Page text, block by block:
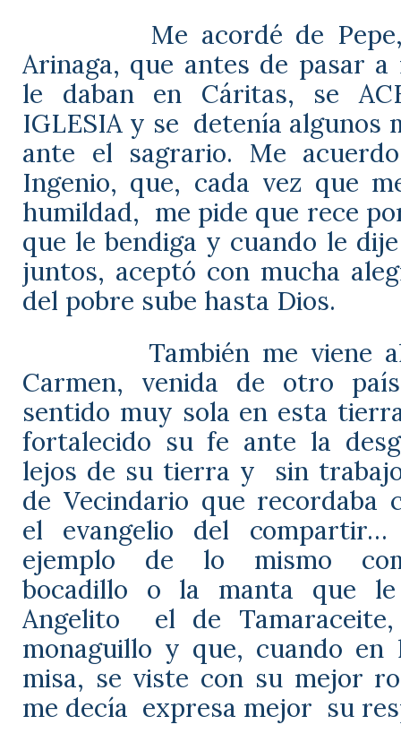
Me acordé de
Arinaga, que antes de pasar
le daban en Cáritas, se
IGLESIA y se detenía algunos
ante el sagrario. Me
Ingenio, que, cada vez que
humildad, me pide que rece
que le bendiga y cuando le
juntos, aceptó con mucha
del pobre sube hasta Dios.
También me viene
Carmen, venida de otro
sentido muy sola en esta
fortalecido su fe ante la
lejos de su tierra y
sin
de Vecindario que recordaba
el evangelio del
ejemplo de lo mismo
bocadillo o la manta que
Angelito
el de
monaguillo y que, cuando
misa, se viste con su mejor
me decía expresa mejor su